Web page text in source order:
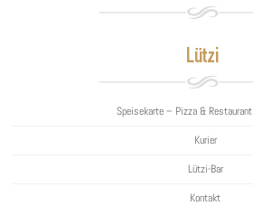
Lützi
Speisekarte – Pizza &
Kurier
Lützi-Bar
Kontakt